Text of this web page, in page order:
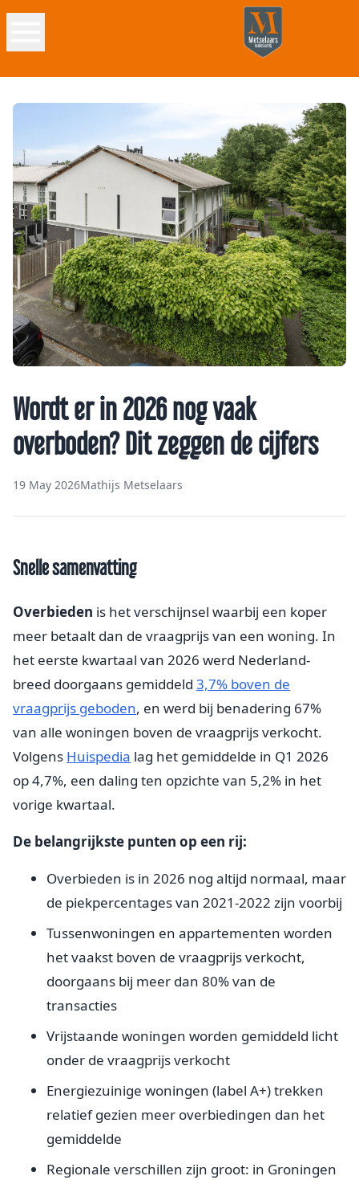
Wordt er in 2026 nog vaak
overboden? Dit zeggen de cijfers
19 May 2026Mathijs Metselaars
Snelle samenvatting
Overbieden is het verschijnsel waarbij een koper
meer betaalt dan de vraagprijs van een woning. In
het eerste kwartaal van 2026 werd Nederland-
breed doorgaans gemiddeld 3,7% boven de
vraagprijs geboden, en werd bij benadering 67%
van alle woningen boven de vraagprijs verkocht.
Volgens Huispedia lag het gemiddelde in Q1 2026
op 4,7%, een daling ten opzichte van 5,2% in het
vorige kwartaal.
De belangrijkste punten op een rij:
Overbieden is in 2026 nog altijd normaal, maar
de piekpercentages van 2021-2022 zijn voorbij
Tussenwoningen en appartementen worden
het vaakst boven de vraagprijs verkocht,
doorgaans bij meer dan 80% van de
transacties
Vrijstaande woningen worden gemiddeld licht
onder de vraagprijs verkocht
Energiezuinige woningen (label A+) trekken
relatief gezien meer overbiedingen dan het
gemiddelde
Regionale verschillen zijn groot: in Groningen